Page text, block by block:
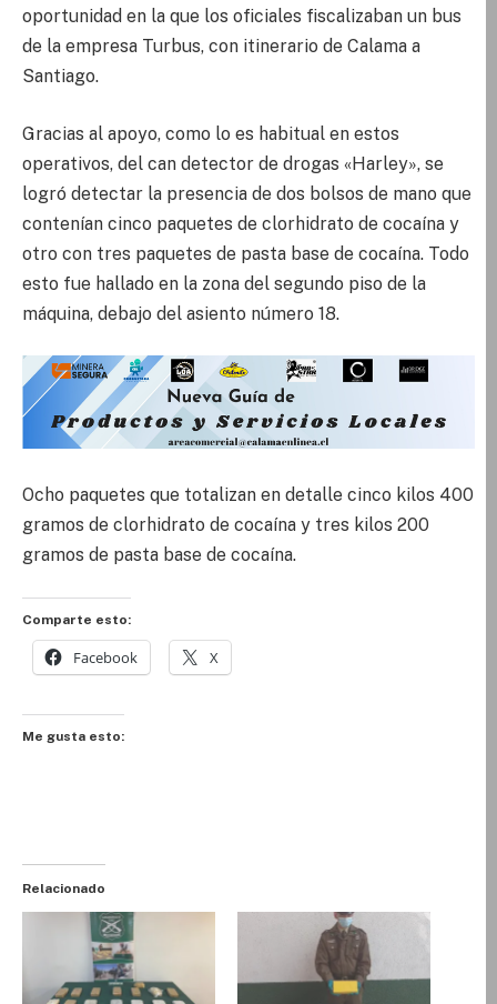
oportunidad en la que los oficiales fiscalizaban un bus
de la empresa Turbus, con itinerario de Calama a
Santiago.
Gracias al apoyo, como lo es habitual en estos
operativos, del can detector de drogas «Harley», se
logró detectar la presencia de dos bolsos de mano que
contenían cinco paquetes de clorhidrato de cocaína y
otro con tres paquetes de pasta base de cocaína. Todo
esto fue hallado en la zona del segundo piso de la
máquina, debajo del asiento número 18.
Ocho paquetes que totalizan en detalle cinco kilos 400
gramos de clorhidrato de cocaína y tres kilos 200
gramos de pasta base de cocaína.
Comparte esto:
Facebook X
Me gusta esto:
Relacionado